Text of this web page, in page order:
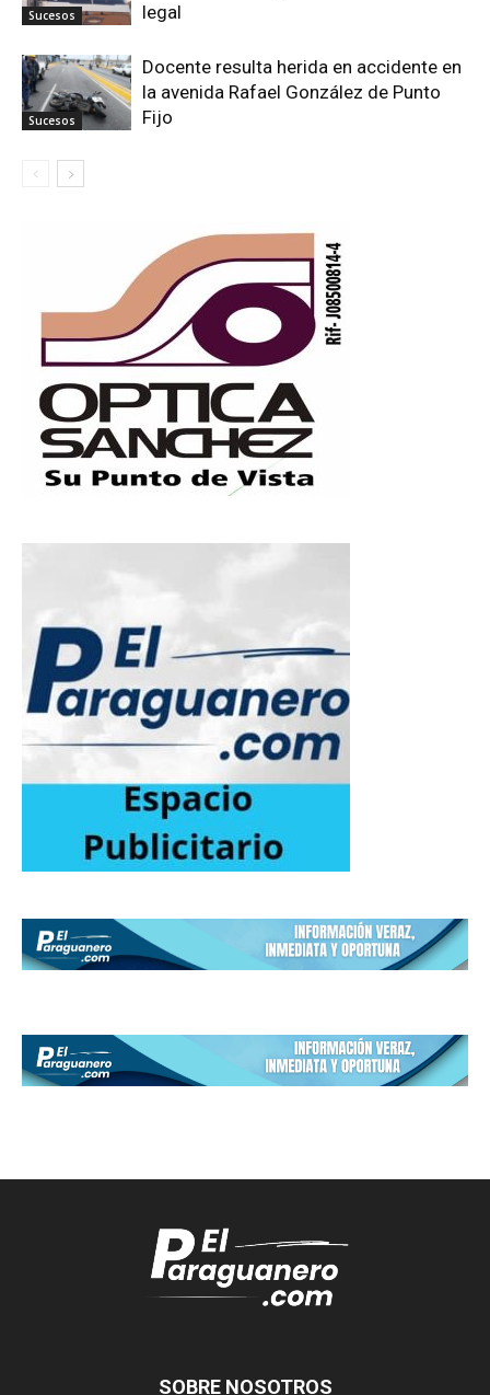
Sucesos
legal
Sucesos
Docente resulta herida en accidente en
la avenida Rafael González de Punto
Fijo
SOBRE NOSOTROS